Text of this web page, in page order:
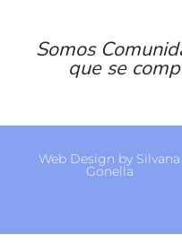
Somos
que se
Web Design by Silvana
Gonella